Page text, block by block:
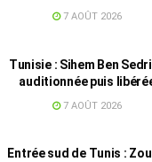
plages
7 AOÛT 2026
Tunisie : Sihem Ben
auditionnée puis
7 AOÛT 2026
Entrée sud de Tunis :